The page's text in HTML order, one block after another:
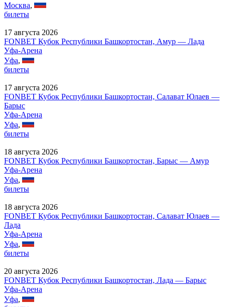
Москва,
билеты
17 августа 2026
FONBET Кубок Республики Башкортостан, Амур — Лада
Уфа-Арена
Уфа,
билеты
17 августа 2026
FONBET Кубок Республики Башкортостан, Салават Юлаев —
Барыс
Уфа-Арена
Уфа,
билеты
18 августа 2026
FONBET Кубок Республики Башкортостан, Барыс — Амур
Уфа-Арена
Уфа,
билеты
18 августа 2026
FONBET Кубок Республики Башкортостан, Салават Юлаев —
Лада
Уфа-Арена
Уфа,
билеты
20 августа 2026
FONBET Кубок Республики Башкортостан, Лада — Барыс
Уфа-Арена
Уфа,